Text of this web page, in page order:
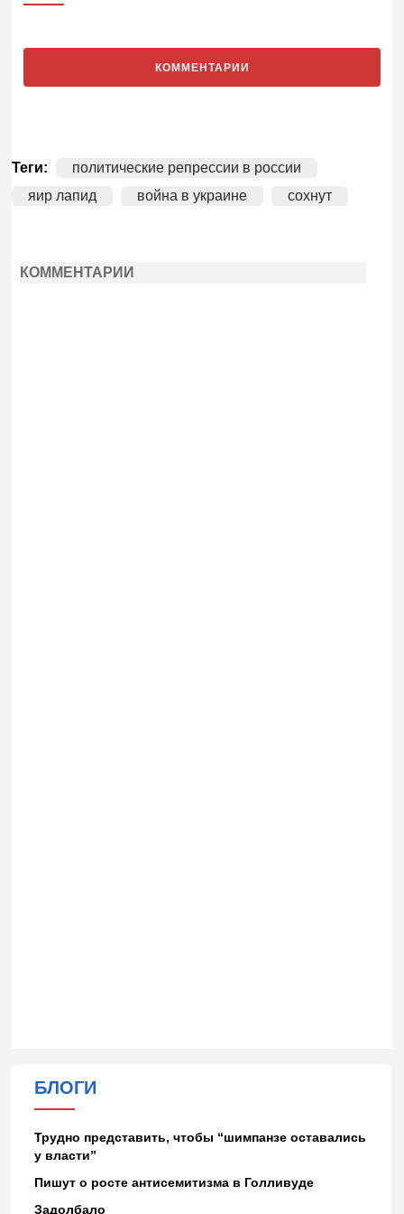
КОММЕНТАРИИ
Теги:
политические репрессии в россии
яир лапид
война в украине сохнут
КОММЕНТАРИИ
БЛОГИ
Трудно представить, чтобы “шимпанзе оставались
у власти”
Пишут о росте антисемитизма в Голливуде
Задолбало